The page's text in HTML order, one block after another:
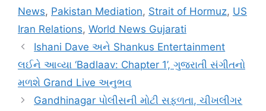
News, Pakistan Mediation, Strait of Hormuz, US
Iran Relations, World News Gujarati
Ishani Dave અને Shankus Entertainment
લઈને આવ્યા ‘Badlaav: Chapter 1’, ગુજરાતી સંગીતનો
મળશે Grand Live અનુભવ
Gandhinagar પોલીસની મોટી સફળતા, ચીખલીગર